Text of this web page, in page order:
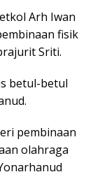
Arh Iwan
fisik
Sriti.
betul-betul
pembinaan
olahraga